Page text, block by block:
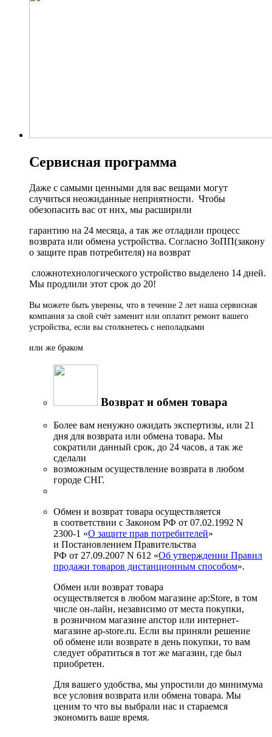
Сервисная программа
Даже с самыми ценными для вас вещами могут
случиться неожиданные неприятности. Чтобы
обезопасить вас от них, мы расширили
гарантию на 24 месяца, а так же отладили процесс
возврата или обмена устройства. Согласно ЗоПП(закону
о защите прав потребителя) на возврат
сложнотехнологического устройство выделено 14 дней.
Мы продлили этот срок до 20!
Вы можете быть уверены, что в течение 2 лет наша сервисная
компания за свой счёт заменит или оплатит ремонт вашего
устройства, если вы столкнетесь с неполадками
или же браком
Возврат и обмен товара
Более вам ненужно ожидать экспертизы, или 21
дня для возврата или обмена товара. Мы
сократили данный срок, до 24 часов, а так же
сделали
возможным осуществление возврата в любом
городе СНГ.
Обмен и возврат товара осуществляется
в соответствии с Законом РФ от 07.02.1992 N
2300-1 «О защите прав потребителей»
и Постановлением Правительства
РФ от 27.09.2007 N 612 «Об утверждении Правил
продажи товаров дистанционным способом».
Обмен или возврат товара
осуществляется в любом магазине ap:Store, в том
числе он-лайн, независимо от места покупки,
в розничном магазине апстор или интернет-
магазине ap-store.ru. Если вы приняли решение
об обмене или возврате в день покупки, то вам
следует обратиться в тот же магазин, где был
приобретен.
Для вашего удобства, мы упростили до минимума
все условия возврата или обмена товара. Мы
ценим то что вы выбрали нас и стараемся
экономить ваше время.